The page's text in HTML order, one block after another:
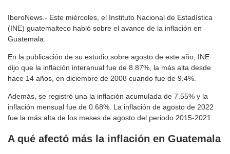
IberoNews.- Este miércoles, el Instituto Nacional de Estadística
(INE) guatemalteco habló sobre el avance de la inflación en
Guatemala.
En la publicación de su estudio sobre agosto de este año, INE
dijo que la inflación interanual fue de 8.87%, la más alta desde
hace 14 años, en diciembre de 2008 cuando fue de 9.4%.
Además, se registró una la inflación acumulada de 7.55% y la
inflación mensual fue de 0.68%. La inflación de agosto de 2022
fue la más alta de los meses de agosto del periodo 2015-2021.
A qué afectó más la inflación en Guatemala